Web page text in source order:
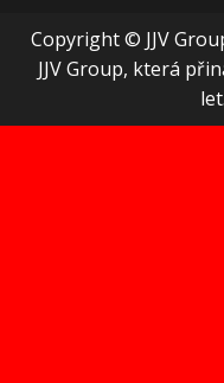
Copyright © JJV
JJV Group, která
let.